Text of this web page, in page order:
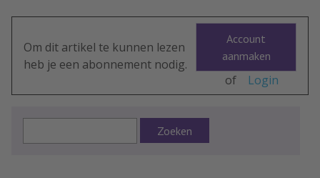
Om dit artikel te kunnen lezen
heb je een abonnement nodig.
Account
aanmaken
of Login
Zoeken